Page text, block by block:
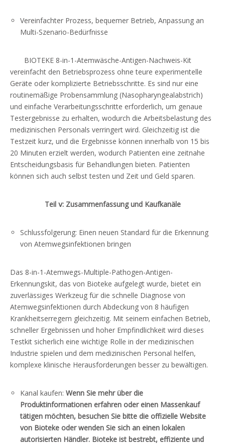
Vereinfachter Prozess, bequemer Betrieb, Anpassung an
Multi-Szenario-Bedürfnisse
BIOTEKE 8-in-1-Atemwäsche-Antigen-Nachweis-Kit
vereinfacht den Betriebsprozess ohne teure experimentelle
Geräte oder komplizierte Betriebsschritte. Es sind nur eine
routinemäßige Probensammlung (Nasopharyngealabstrich)
und einfache Verarbeitungsschritte erforderlich, um genaue
Testergebnisse zu erhalten, wodurch die Arbeitsbelastung des
medizinischen Personals verringert wird. Gleichzeitig ist die
Testzeit kurz, und die Ergebnisse können innerhalb von 15 bis
20 Minuten erzielt werden, wodurch Patienten eine zeitnahe
Entscheidungsbasis für Behandlungen bieten. Patienten
können sich auch selbst testen und Zeit und Geld sparen.
Teil ⅴ: Zusammenfassung und Kaufkanäle
Schlussfolgerung: Einen neuen Standard für die Erkennung
von Atemwegsinfektionen bringen
Das 8-in-1-Atemwegs-Multiple-Pathogen-Antigen-
Erkennungskit, das von Bioteke aufgelegt wurde, bietet ein
zuverlässiges Werkzeug für die schnelle Diagnose von
Atemwegsinfektionen durch Abdeckung von 8 häufigen
Krankheitserregern gleichzeitig. Mit seinem einfachen Betrieb,
schneller Ergebnissen und hoher Empfindlichkeit wird dieses
Testkit sicherlich eine wichtige Rolle in der medizinischen
Industrie spielen und dem medizinischen Personal helfen,
komplexe klinische Herausforderungen besser zu bewältigen.
Kanal kaufen: Wenn Sie mehr über die
Produktinformationen erfahren oder einen Massenkauf
tätigen möchten, besuchen Sie bitte die offizielle Website
von Bioteke oder wenden Sie sich an einen lokalen
autorisierten Händler. Bioteke ist bestrebt, effiziente und